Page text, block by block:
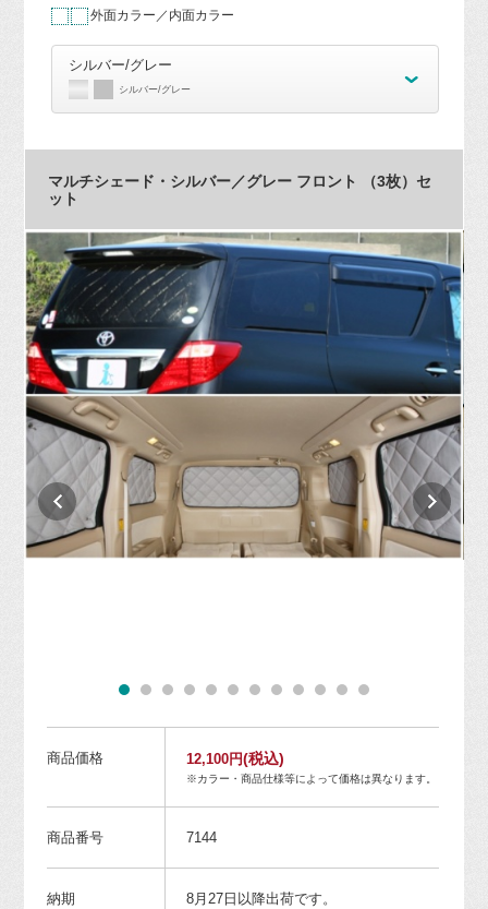
外面カラー／内面カラー
シルバー/グレー
シルバー/グレー
マルチシェード・シルバー／グレー フロント （3枚）セ
ット
商品価格 12,100円(税込)
※カラー・商品仕様等によって価格は異なります。
商品番号 7144
納期 8月27日以降出荷です。